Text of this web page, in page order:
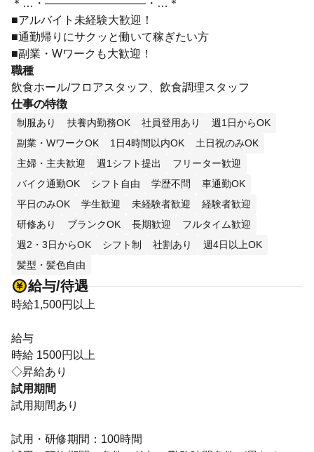
＊…・―――――――――・…＊
■アルバイト未経験大歓迎！
■通勤帰りにサクッと働いて稼ぎたい方
■副業・Wワークも大歓迎！
職種
飲食ホール/フロアスタッフ、飲食調理スタッフ
仕事の特徴
制服あり 扶養内勤務OK 社員登用あり
週1日からOK
副業・WワークOK
1日4時間以内OK
土日祝のみOK
主婦・主夫歓迎
週1シフト提出
フリーター歓迎
バイク通勤OK
シフト自由 学歴不問
車通勤OK
平日のみOK
学生歓迎 未経験者歓迎
経験者歓迎
研修あり
ブランクOK 長期歓迎
フルタイム歓迎
週2・3日からOK
シフト制 社割あり
週4日以上OK
髪型・髪色自由
給与/待遇
時給1,500円以上
給与
時給 1500円以上
◇昇給あり
試用期間
試用期間あり
試用・研修期間：100時間